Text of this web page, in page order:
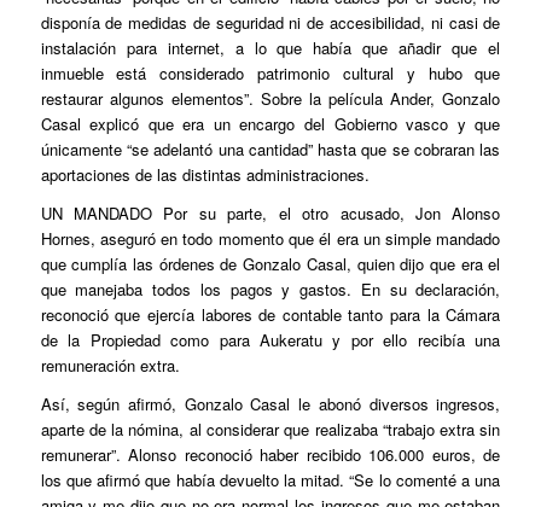
disponía de medidas de seguridad ni de accesibilidad, ni casi de
instalación para internet, a lo que había que añadir que el
inmueble está considerado patrimonio cultural y hubo que
restaurar algunos elementos”. Sobre la películaAnder, Gonzalo
Casal explicó que era un encargo del Gobierno vasco y que
únicamente “se adelantó una cantidad” hasta que se cobraran las
aportaciones de las distintas administraciones.
UN MANDADO Por su parte, el otro acusado, Jon Alonso
Hornes, aseguró en todo momento que él era un simple mandado
que cumplía las órdenes de Gonzalo Casal, quien dijo que era el
que manejaba todos los pagos y gastos. En su declaración,
reconoció que ejercía labores de contable tanto para la Cámara
de la Propiedad como para Aukeratu y por ello recibía una
remuneración extra.
Así, según afirmó, Gonzalo Casal le abonó diversos ingresos,
aparte de la nómina, al considerar que realizaba “trabajo extra sin
remunerar”. Alonso reconoció haber recibido 106.000 euros, de
los que afirmó que había devuelto la mitad. “Se lo comenté a una